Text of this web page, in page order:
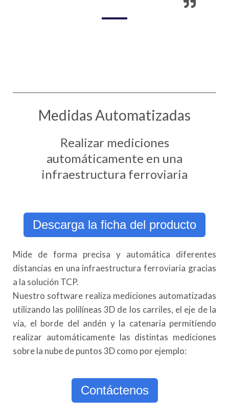
Medidas Automatizadas
Realizar mediciones
automáticamente en una
infraestructura ferroviaria
Descarga la ficha del producto
Mide de forma precisa y automática diferentes
distancias en una infraestructura ferroviaria gracias
a la solución TCP.
Nuestro software realiza mediciones automatizadas
utilizando las polilíneas 3D de los carriles, el eje de la
vía, el borde del andén y la catenaria permitiendo
realizar automáticamente las distintas mediciones
sobre la nube de puntos 3D como por ejemplo:
Contáctenos